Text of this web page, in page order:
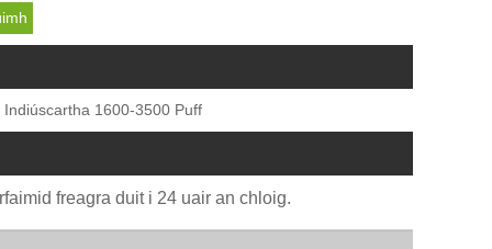
Indiúscartha 1600-3500 Puff
freagra duit i 24 uair an chloig.